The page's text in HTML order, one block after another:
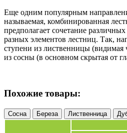
Еще одним популярным
называемая, комбинированная
предполагает сочетание
разных элементов лестниц. Так,
ступени из лиственницы (видимая
из сосны (в основном скрытая от
Похожие товары:
Сосна Береза Лиственница